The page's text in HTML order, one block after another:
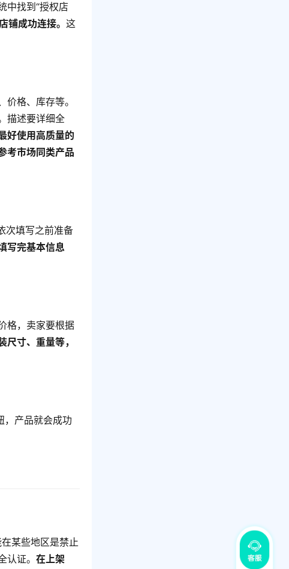
中找到“授权店
铺成功连接。这
价格、库存等。
描述要详细全
好使用高质量的
考市场同类产品
次填写之前准备
写完基本信息
格，卖家要根据
尺寸、重量等，
，产品就会成功
某些地区是禁止
认证。在上架